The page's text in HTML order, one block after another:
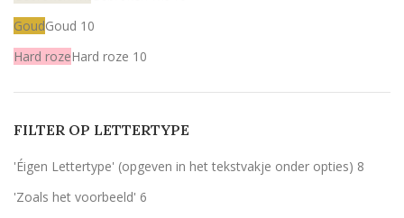
GoudGoud 10
Hard rozeHard roze 10
WitWit
FILTER OP LETTERTYPE
'Éigen Lettertype' (opgeven in het tekstvakje onder opties) 8
'Zoals het voorbeeld' 6